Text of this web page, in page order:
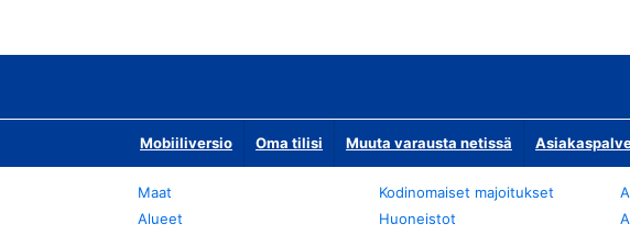
Mobiiliversio Oma tilisi Muuta varausta netissä
Maat
Alueet
Kodinomaiset majoitukset
Huoneistot